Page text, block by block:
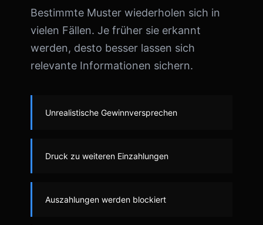
Bestimmte Muster wiederholen sich in
vielen Fällen. Je früher sie erkannt
werden, desto besser lassen sich
relevante Informationen sichern.
Unrealistische Gewinnversprechen
Druck zu weiteren Einzahlungen
Auszahlungen werden blockiert